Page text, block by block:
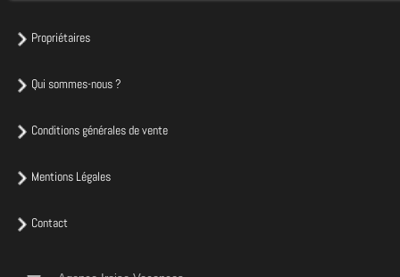
Propriétaires
Qui sommes-nous ?
Conditions générales de vente
Mentions Légales
Contact